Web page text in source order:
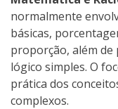
normalmente
básicas,
proporção, além de
lógico simples. O
prática dos
complexos.